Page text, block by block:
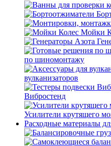
Мойки
по шиномонтажу
вулканизаторов
Вибростенд
Усилители крутящего
Расходные материалы